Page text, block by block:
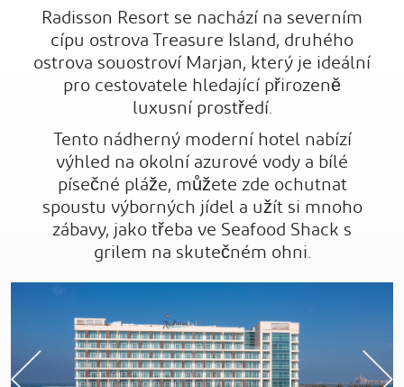
Radisson Resort se nachází na severním
cípu ostrova Treasure Island, druhého
ostrova souostroví Marjan, který je ideální
pro cestovatele hledající přirozeně
luxusní prostředí.
Tento nádherný moderní hotel nabízí
výhled na okolní azurové vody a bílé
písečné pláže, můžete zde ochutnat
spoustu výborných jídel a užít si mnoho
zábavy, jako třeba ve Seafood Shack s
grilem na skutečném ohni.